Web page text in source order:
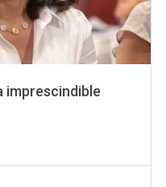
imprescindible